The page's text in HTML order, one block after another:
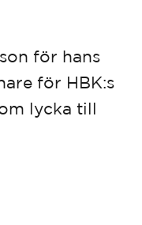
för hans
för HBK:s
lycka till